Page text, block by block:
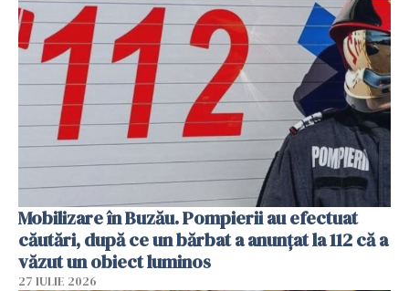
Mobilizare în Buzău. Pompierii au efectuat
căutări, după ce un bărbat a anunțat la 112 că a
văzut un obiect luminos
27 IULIE 2026